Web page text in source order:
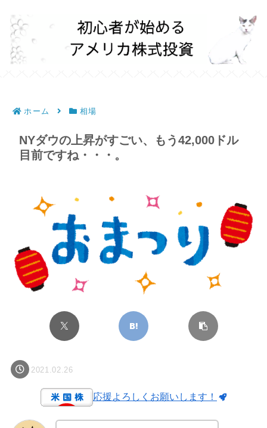
ホーム 相場
NYダウの上昇がすごい、もう42,000ドル
目前ですね・・・。
2021.02.26
応援よろしくお願いします！